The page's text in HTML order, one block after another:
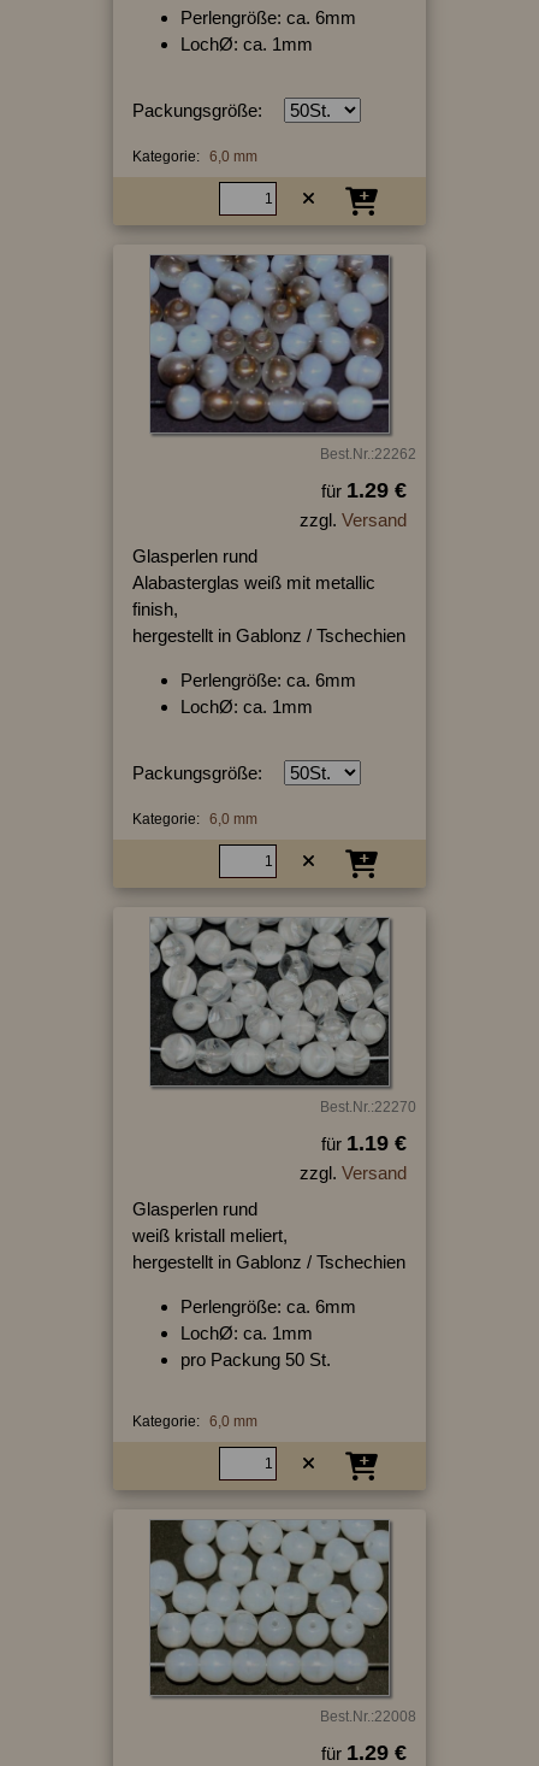
Perlengröße: ca. 6mm
LochØ: ca. 1mm
Packungsgröße:
Kategorie: 6,0 mm
Best.Nr.:22262
für 1.29 €
zzgl. Versand
Glasperlen rund
Alabasterglas weiß mit metallic
finish,
hergestellt in Gablonz / Tschechien
Perlengröße: ca. 6mm
LochØ: ca. 1mm
Packungsgröße:
Kategorie: 6,0 mm
Best.Nr.:22270
für 1.19 €
zzgl. Versand
Glasperlen rund
weiß kristall meliert,
hergestellt in Gablonz / Tschechien
Perlengröße: ca. 6mm
LochØ: ca. 1mm
pro Packung 50 St.
Kategorie: 6,0 mm
Best.Nr.:22008
für 1.29 €